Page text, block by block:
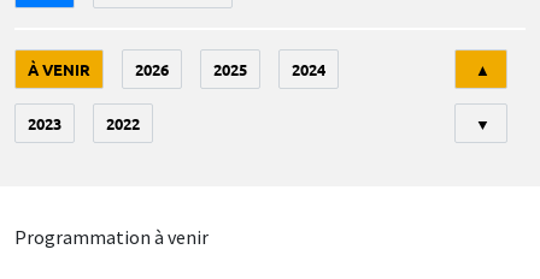
À VENIR 2026 2025 2024
2023 2022
▲
▼
Programmation à venir